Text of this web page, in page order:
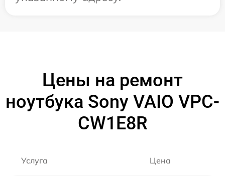
Цены на ремонт
ноутбука Sony VAIO VPC-
CW1E8R
Услуга Цена